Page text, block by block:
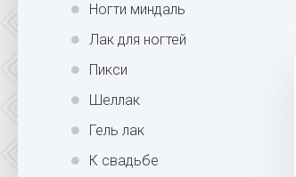
Ногти миндаль
Лак для ногтей
Пикси
Шеллак
Гель лак
К свадьбе